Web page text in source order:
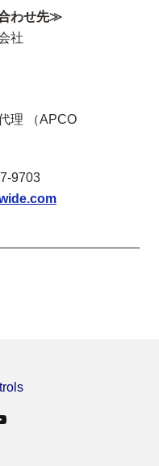
わせ先≫
社
理 （APCO
9703